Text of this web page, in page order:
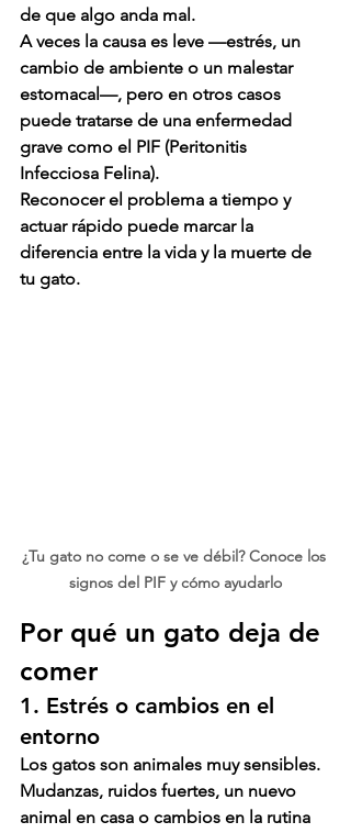
de que algo anda mal.
A veces la causa es leve —estrés, un
cambio de ambiente o un malestar
estomacal—, pero en otros casos
puede tratarse de una enfermedad
grave como el PIF (Peritonitis
Infecciosa Felina).
Reconocer el problema a tiempo y
actuar rápido puede marcar la
diferencia entre la vida y la muerte de
tu gato.
¿Tu gato no come o se ve débil? Conoce los
signos del PIF y cómo ayudarlo
Por qué un gato deja de
comer
1. Estrés o cambios en el
entorno
Los gatos son animales muy sensibles.
Mudanzas, ruidos fuertes, un nuevo
animal en casa o cambios en la rutina